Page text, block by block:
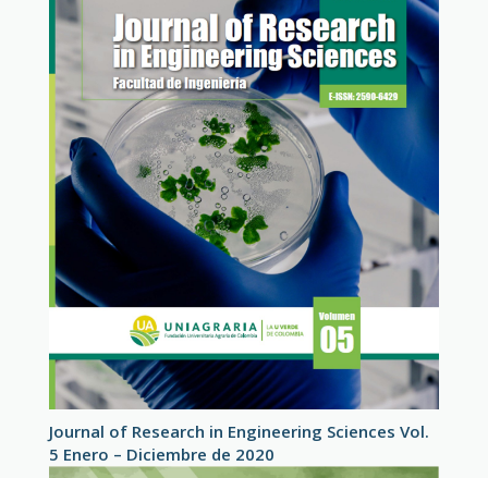
Journal of Research in Engineering Sciences Vol.
5 Enero – Diciembre de 2020